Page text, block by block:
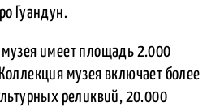
Гуандун.
имеет площадь 2.000
музея включает более
реликвий, 20.000